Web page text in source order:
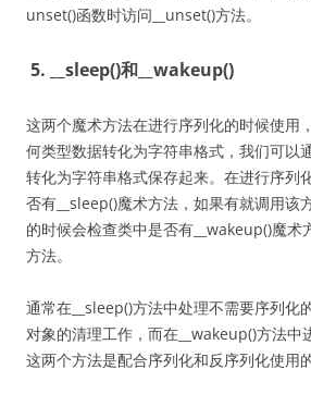
unset()函数时访问__unset()方法。
5. __sleep()和__wakeup()
这两个魔术方法在进行序列化的时候使用
何类型数据转化为字符串格式，我们可以
转化为字符串格式保存起来。在进行序列
否有__sleep()魔术方法，如果有就调用该
的时候会检查类中是否有__wakeup()魔术
方法。
通常在__sleep()方法中处理不需要序列化
对象的清理工作，而在__wakeup()方法中
这两个方法是配合序列化和反序列化使用的